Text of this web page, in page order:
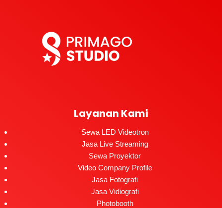
Layanan Kami
Sewa LED Videotron
Jasa Live Streaming
Sewa Proyektor
Video Company Profile
Jasa Fotografi
Jasa Vidiografi
Photobooth